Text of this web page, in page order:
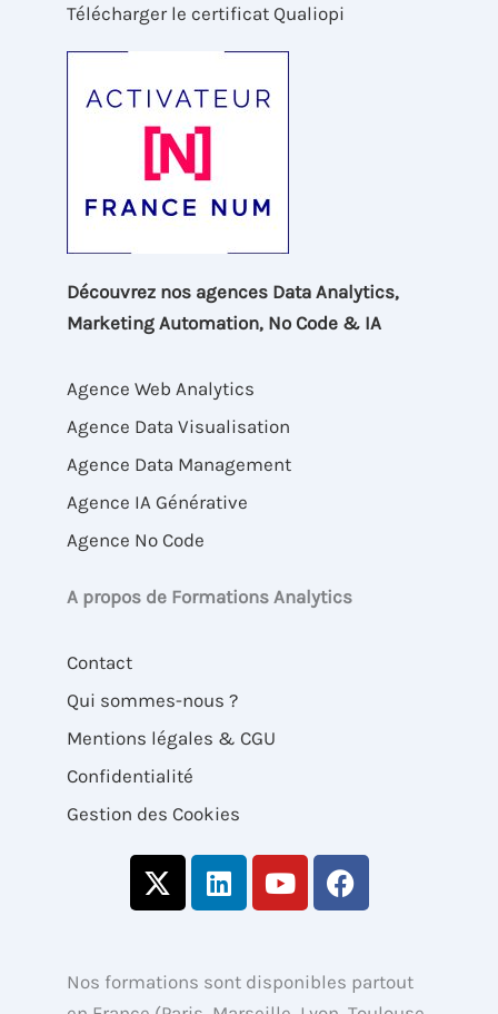
Télécharger le certificat Qualiopi
Découvrez nos agences Data Analytics,
Marketing Automation, No Code & IA
Agence Web Analytics
Agence Data Visualisation
Agence Data Management
Agence IA Générative
Agence No Code
A propos de Formations Analytics
Contact
Qui sommes-nous ?
Mentions légales & CGU
Confidentialité
Gestion des Cookies
X
-
i
t
L
i
e
d
Y
o
u
b
F
a
b
o
Nos formations sont disponibles partout